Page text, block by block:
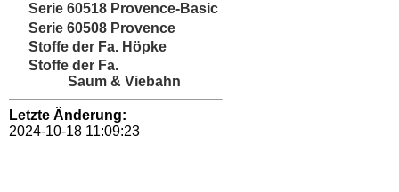
Serie 60518 Provence-Basic
Serie 60508 Provence
Stoffe der Fa. Höpke
Stoffe der Fa.
Saum & Viebahn
Letzte Änderung:
2024-10-18 11:09:23